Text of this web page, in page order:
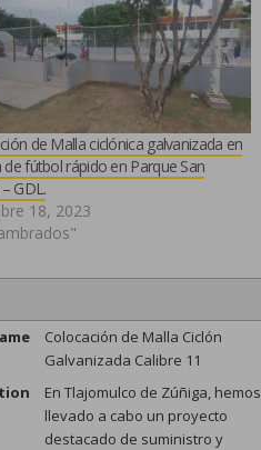
de Malla ciclónica galvanizada en
de fútbol rápido en Parque San
GDL.
18, 2023
Colocación de Malla Ciclón
Galvanizada Calibre 11
En Tlajomulco de Zúñiga, hemos
llevado a cabo un proyecto
destacado de suministro y